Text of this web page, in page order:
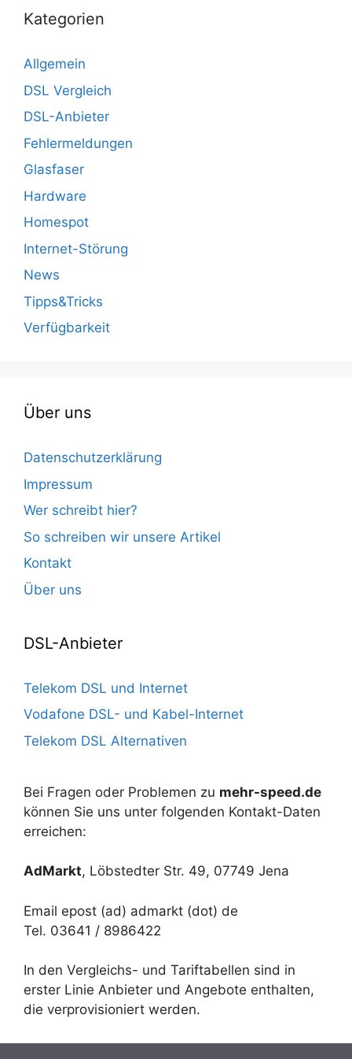
Kategorien
Allgemein
DSL Vergleich
DSL-Anbieter
Fehlermeldungen
Glasfaser
Hardware
Homespot
Internet-Störung
News
Tipps&Tricks
Verfügbarkeit
Über uns
Datenschutzerklärung
Impressum
Wer schreibt hier?
So schreiben wir unsere Artikel
Kontakt
Über uns
DSL-Anbieter
Telekom DSL und Internet
Vodafone DSL- und Kabel-Internet
Telekom DSL Alternativen
Bei Fragen oder Problemen zu mehr-speed.de
können Sie uns unter folgenden Kontakt-Daten
erreichen:
AdMarkt, Löbstedter Str. 49, 07749 Jena
Email epost (ad) admarkt (dot) de
Tel. 03641 / 8986422
In den Vergleichs- und Tariftabellen sind in
erster Linie Anbieter und Angebote enthalten,
die verprovisioniert werden.